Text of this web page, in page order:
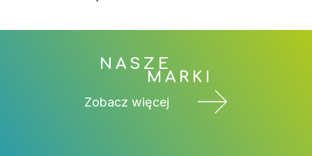
NASZE
MARKI
Zobacz więcej